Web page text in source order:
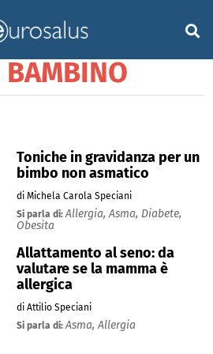
BAMBINO
Toniche in gravidanza per un
bimbo non asmatico
di Michela Carola Speciani
Si parla di:Allergia,Asma, Diabete,
Obesita
Allattamento al seno: da
valutare se la mamma è
allergica
di Attilio Speciani
Si parla di:Asma,Allergia